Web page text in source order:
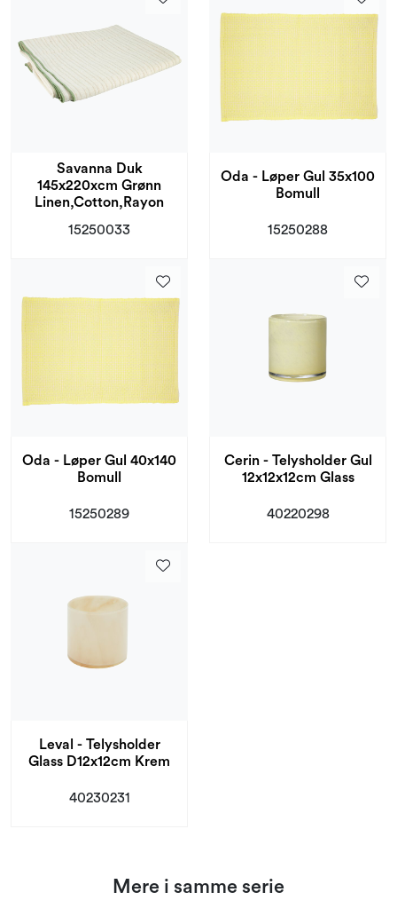
Savanna Duk
145x220xcm Grønn
Linen,Cotton,Rayon
15250033
Oda - Løper Gul 35x100
Bomull
15250288
Oda - Løper Gul 40x140
Bomull
15250289
Cerin - Telysholder Gul
12x12x12cm Glass
40220298
Leval - Telysholder
Glass D12x12cm Krem
40230231
Mere i samme serie